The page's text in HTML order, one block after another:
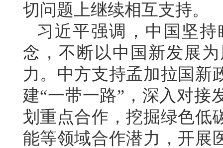
切问题上继续相互支持。
习近平强调，中国坚
念，不断以中国新发展
力。中方支持孟加拉国新
建“一带一路”，深入对接
划重点合作，挖掘绿色低
能等领域合作潜力，开展